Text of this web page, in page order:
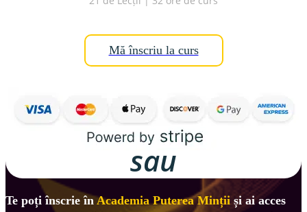
Mă înscriu la curs
sau
Te poți înscrie în Academia Puterea Minții și ai acces